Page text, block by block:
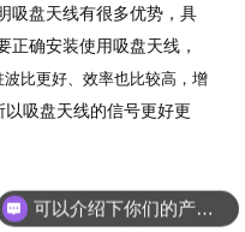
吸盘天线有很多优势，具
正确安装使用吸盘天线，
比更好、效率也比较高，增
以吸盘天线的信号更好更
可以介绍下你们的产品么